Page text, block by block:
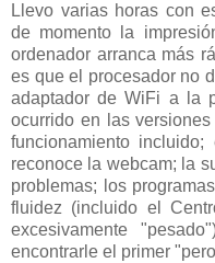
Llevo varias horas con
de momento la
ordenador arranca más
es que el procesador no
adaptador de WiFi a la
ocurrido en las
funcionamiento
reconoce la webcam; la
problemas; los
fluidez (incluido el
excesivamente
encontrarle el primer